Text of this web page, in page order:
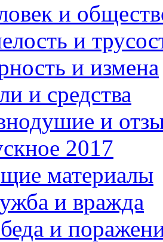
и
и
и измена
и средства
и
2017
материалы
и вражда
и